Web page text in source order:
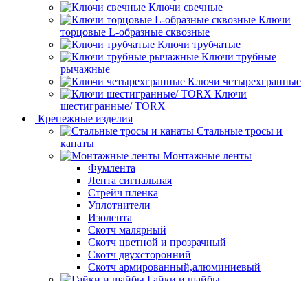
Ключи свечные
Ключи
торцовые L-образные сквозные
Ключи трубчатые
Ключи трубные
рычажные
Ключи четырехгранные
Ключи
шестигранные/ TORX
Крепежные изделия
Стальные тросы и
канаты
Монтажные ленты
Фумлента
Лента сигнальная
Стрейч пленка
Уплотнители
Изолента
Скотч малярный
Скотч цветной и прозрачный
Скотч двухсторонний
Скотч армированный,алюминиевый